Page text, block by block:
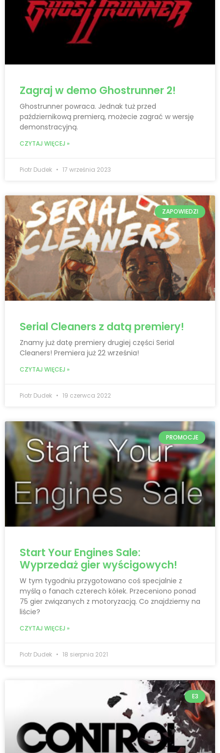
Zagraj w demo Ghostrunner 2!
Ghostrunner powraca. Jednak tuż przed
październikową premierą, możecie zagrać w wersję
demonstracyjną.
CZYTAJ WIĘCEJ »
Piotr Dudek 17 września 2023
ZAPOWIEDZI
Serial Cleaners z datą premiery!
Znamy już datę premiery drugiej części Serial
Cleaners! Premiera już 22 września!
CZYTAJ WIĘCEJ »
Piotr Dudek 19 czerwca 2022
PROMOCJE
Start Your Engines Sale:
Wyprzedaż gier wyścigowych!
W tym tygodniu przygotowano coś specjalnie z
myślą o fanach czterech kółek. Przeceniono ponad
75 gier związanych z motoryzacją. Co znajdziemy na
liście?
CZYTAJ WIĘCEJ »
Piotr Dudek 18 sierpnia 2021
E3